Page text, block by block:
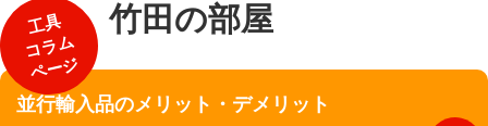
工具
コラム
ページ
竹田の部屋
並行輸入品のメリット・デメリット